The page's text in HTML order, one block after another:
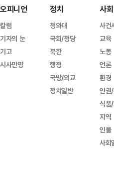
오피니언
칼럼
기자의 눈
기고
시사만평
정치
청와대
국회/정당
북한
행정
국방/외교
정치일반
사회
사건
교육
노동
언론
환경
인권
식품
지역
인물
사회